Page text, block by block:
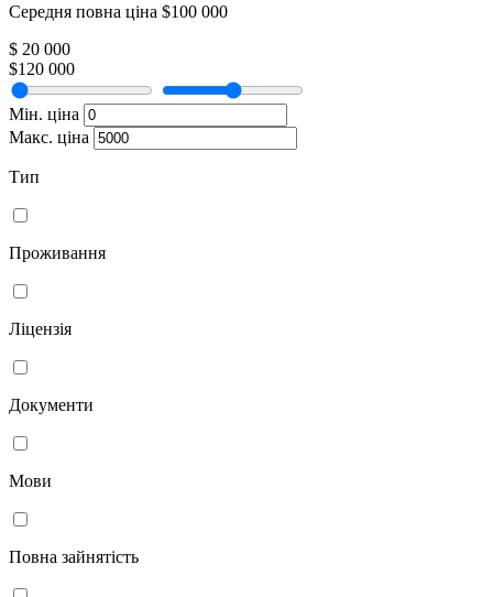
Середня повна ціна $100 000
$ 20 000
$120 000
Мін. ціна
Макс. ціна
Тип
Проживання
Ліцензія
Документи
Мови
Повна зайнятість